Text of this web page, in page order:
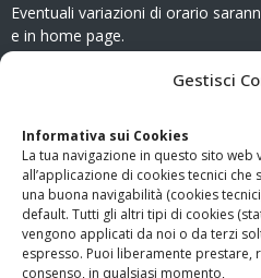
Gestisci
Informativa sui Cookies
La tua navigazione in questo sito web
all’applicazione di cookies tecnici
una buona navigabilità (cookies
default. Tutti gli altri tipi di cookies
vengono applicati da noi o da terzi
espresso. Puoi liberamente prestare,
consenso, in qualsiasi momento,
Eventuali variazioni di orario
e in home page.
www.odg.toscana.it – testata
Firenze al nr. 5208 dell’
Giampaolo Marchini – C.F.
LINK UTILI